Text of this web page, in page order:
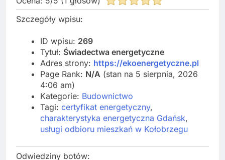
Szczegóły wpisu:
ID wpisu: 269
Tytuł: Świadectwa energetyczne
Adres strony: https://ekoenergetyczne.pl
Page Rank: N/A (stan na 5 sierpnia, 2026
4:06 am)
Kategorie: Budownictwo
Tagi: certyfikat energetyczny,
charakterystyka energetyczna Gdańsk,
usługi odbioru mieszkań w Kołobrzegu
Odwiedziny botów: